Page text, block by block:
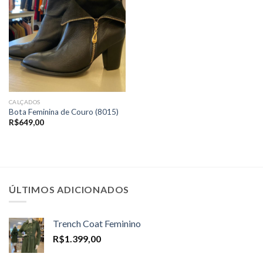
CALÇADOS
Bota Feminina de Couro (8015)
R$649,00
ÚLTIMOS ADICIONADOS
Trench Coat Feminino
R$1.399,00